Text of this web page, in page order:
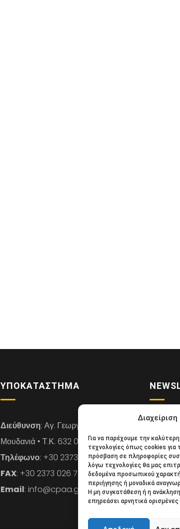
Για να παρέχουμε την
τεχνολογίες όπως cookies για
πρόσβαση σε πληροφορίες
λόγω τεχνολογίες θα μας
δεδομένα προσωπικού
περιήγησης ή μοναδικά
Η μη συγκατάθεση ή η
επηρεάσει αρνητικά
ΥΠΟΚΑΤΆΣΤΗΜΑ
Διεύθυνση: Αγ. Γεωργίου 14 • Νέα
Μουδανιά • Τ.Κ. 632 00 • Χαλκιδική
Τηλέφωνο: +30 2373 026 739
FAX: +30 2373 026 739
Email: info@cpaa.gr
Κάντε
της